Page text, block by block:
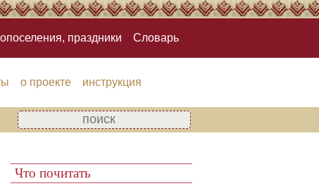
праздники Словарь
о проекте инструкция
Что почитать